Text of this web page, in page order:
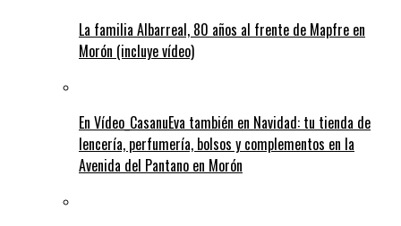
La familia Albarreal, 80 años al frente de Mapfre en
Morón (incluye vídeo)
En Vídeo_CasanuEva también en Navidad: tu tienda de
lencería, perfumería, bolsos y complementos en la
Avenida del Pantano en Morón